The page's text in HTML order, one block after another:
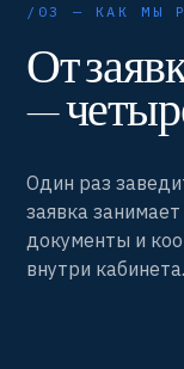
/03 — КАК МЫ
От
—
Один раз
заявка
документы и
внутри кабинета.